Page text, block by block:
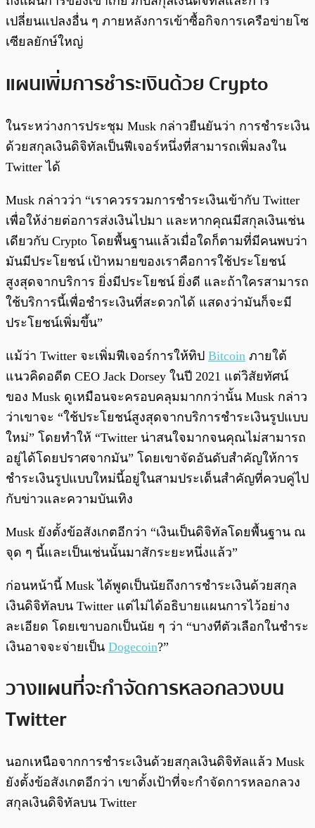
เปลี่ยนแปลงอื่น ๆ ภายหลังการเข้าซื้อกิจการเครือข่ายโซ
เซียลยักษ์ใหญ่
แผนเพิ่มการชำระเงินด้วย Crypto
ในระหว่างการประชุม Musk กล่าวยืนยันว่า การชำระเงิน
ด้วยสกุลเงินดิจิทัลเป็นฟีเจอร์หนึ่งที่สามารถเพิ่มลงใน
Twitter ได้
Musk กล่าวว่า “เราควรรวมการชำระเงินเข้ากับ Twitter
เพื่อให้ง่ายต่อการส่งเงินไปมา และหากคุณมีสกุลเงินเช่น
เดียวกับ Crypto โดยพื้นฐานแล้วเมื่อใดก็ตามที่มีคนพบว่า
มันมีประโยชน์ เป้าหมายของเราคือการใช้ประโยชน์
สูงสุดจากบริการ ยิ่งมีประโยชน์ ยิ่งดี และถ้าใครสามารถ
ใช้บริการนี้เพื่อชำระเงินที่สะดวกได้ แสดงว่ามันก็จะมี
ประโยชน์เพิ่มขึ้น”
แม้ว่า Twitter จะเพิ่มฟีเจอร์การให้ทิป Bitcoin ภายใต้
แนวคิดอดีต CEO Jack Dorsey ในปี 2021 แต่วิสัยทัศน์
ของ Musk ดูเหมือนจะครอบคลุมมากกว่านั้น Musk กล่าว
ว่าเขาจะ “ใช้ประโยชน์สูงสุดจากบริการชำระเงินรูปแบบ
ใหม่” โดยทำให้ “Twitter น่าสนใจมากจนคุณไม่สามารถ
อยู่ได้โดยปราศจากมัน” โดยเขาจัดอันดับสำคัญให้การ
ชำระเงินรูปแบบใหม่นี้อยู่ในสามประเด็นสำคัญที่ควบคู่ไป
กับข่าวและความบันเทิง
Musk ยังตั้งข้อสังเกตอีกว่า “เงินเป็นดิจิทัลโดยพื้นฐาน ณ
จุด ๆ นี้และเป็นเช่นนั้นมาสักระยะหนึ่งแล้ว”
ก่อนหน้านี้ Musk ได้พูดเป็นนัยถึงการชำระเงินด้วยสกุล
เงินดิจิทัลบน Twitter แต่ไม่ได้อธิบายแผนการไว้อย่าง
ละเอียด โดยเขาบอกเป็นนัย ๆ ว่า “บางทีตัวเลือกในชำระ
เงินอาจจะจ่ายเป็น Dogecoin?”
วางแผนที่จะกำจัดการหลอกลวงบน
Twitter
นอกเหนือจากการชำระเงินด้วยสกุลเงินดิจิทัลแล้ว Musk
ยังตั้งข้อสังเกตอีกว่า เขาตั้งเป้าที่จะกำจัดการหลอกลวง
สกุลเงินดิจิทัลบน Twitter